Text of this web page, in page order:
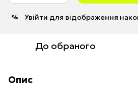
% Увійти для відображення
До обраного
Опис